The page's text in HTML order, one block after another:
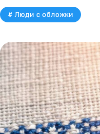
# Люди с обложки